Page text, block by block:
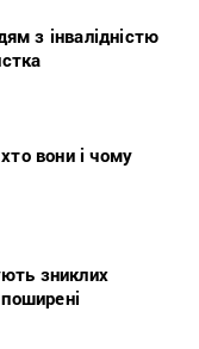
з інвалідністю
вони і чому
зниклих